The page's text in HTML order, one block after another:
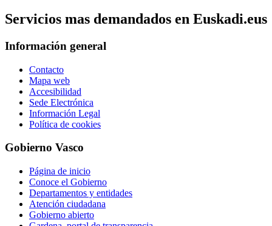
Servicios mas demandados en Euskadi.eus
Información general
Contacto
Mapa web
Accesibilidad
Sede Electrónica
Información Legal
Política de cookies
Gobierno Vasco
Página de inicio
Conoce el Gobierno
Departamentos y entidades
Atención ciudadana
Gobierno abierto